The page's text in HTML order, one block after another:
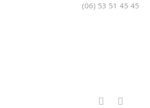
(06) 53 51 45 45